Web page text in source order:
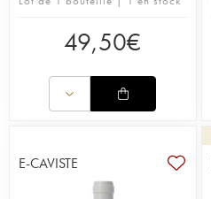
49,50€
E-CAVISTE